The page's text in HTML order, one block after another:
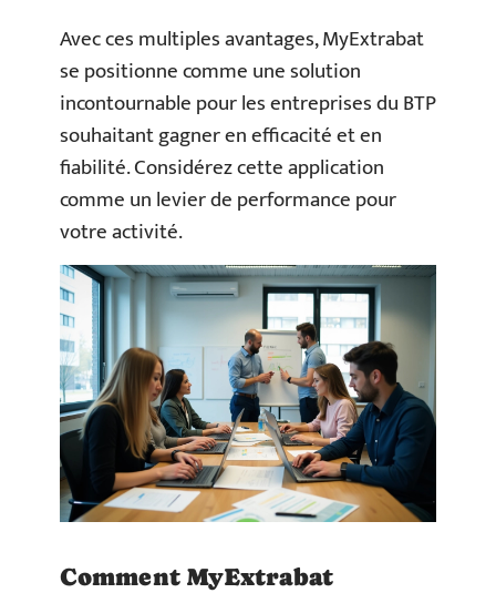
Avec ces multiples avantages, MyExtrabat
se positionne comme une solution
incontournable pour les entreprises du BTP
souhaitant gagner en efficacité et en
fiabilité. Considérez cette application
comme un levier de performance pour
votre activité.
Comment MyExtrabat